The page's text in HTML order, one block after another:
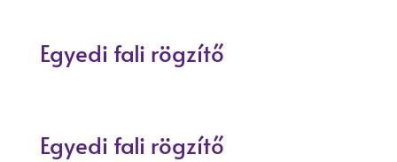
Egyedi fali rögzítő
Egyedi fali rögzítő